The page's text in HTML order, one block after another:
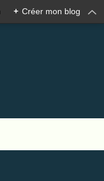
+ Créer mon blog